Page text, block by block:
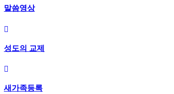
말씀영상
성도의 교제
새가족등록